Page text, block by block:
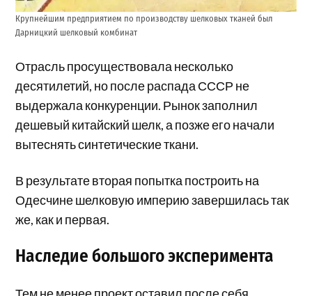
Крупнейшим предприятием по производству шелковых тканей был
Дарницкий шелковый комбинат
Отрасль просуществовала несколько
десятилетий, но после распада СССР не
выдержала конкуренции. Рынок заполнил
дешевый китайский шелк, а позже его начали
вытеснять синтетические ткани.
В результате вторая попытка построить на
Одесчине шелковую империю завершилась так
же, как и первая.
Наследие большого эксперимента